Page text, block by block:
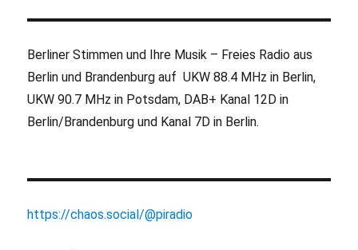
Berliner Stimmen und Ihre Musik – Freies Radio aus
Berlin und Brandenburg auf UKW 88.4 MHz in Berlin,
UKW 90.7 MHz in Potsdam, DAB+ Kanal 12D in
Berlin/Brandenburg und Kanal 7D in Berlin.
https://chaos.social/@piradio